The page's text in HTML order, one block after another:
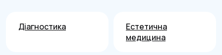
Діагностика
Естетична
медицина